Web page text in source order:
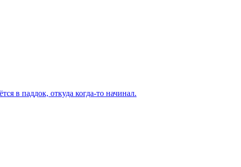
в паддок, откуда когда-то начинал.